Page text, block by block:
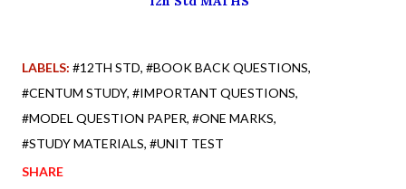
LABELS: #12TH STD #BOOK BACK QUESTIONS
#CENTUM STUDY #IMPORTANT QUESTIONS
#MODEL QUESTION PAPER #ONE MARKS
#STUDY MATERIALS #UNIT TEST
SHARE